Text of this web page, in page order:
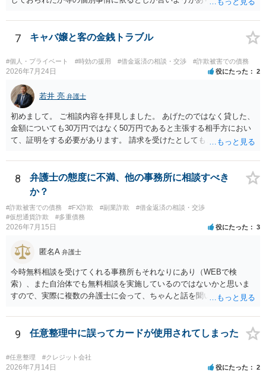
なって相談し、善後策を考えることをお勧めします。
7 キャバ嬢と客の金銭トラブル
#個人・プライベート #時効の援用 #借金返済の相談・交渉 #詐欺被害での債務
2026年7月24日 役にたった 2
若井 亮 弁護士
初めまして。 ご相談内容を拝見しました。 あげたのではなく貸した、
金額についても30万円ではなく50万円であると主張する相手方におい
て、証明をする必要があります。 請求を受けたとしても、もらったも
れることになるでしょう。 請求があるまでは、こちらからアクション
を起こす必要はないかと思います。
8
弁護士の態度に不満、他の事務所に相談すべき
か？
#詐欺被害での債務 #FX詐欺 #副業詐欺
#借金返済の相談・交渉
#仮想通貨詐欺
#多重債務
2026年7月15日 役にたった 3
匿名A 弁護士
今時無料相談を受けてくれる事務所もそれなりにあり（WEBで検
索）、また自治体でも無料相談を実施しているのではないかと思いま
すので、実際に複数の弁護士に会って、ちゃんと話を聞いてくれる
はそもそも事案を把握できていないようですので、御相談の案件につ
いては弁護士として能力不足なのかもしれません。相手にしない方が
かもしれません。
9 任意整理中に誤ってカードが使用されてしまった
#任意整理 #クレジット会社
2026年7月14日 役にたった 2